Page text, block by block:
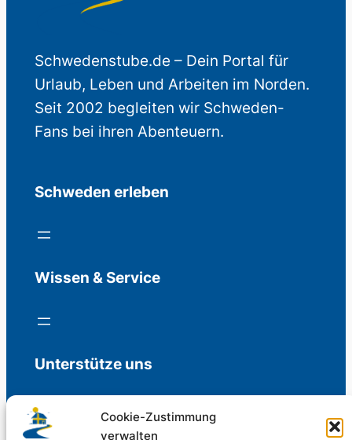
Cookie-Zustimmung
verwalten
Schwedenstube.de – Dein Portal für
Urlaub, Leben und Arbeiten im Norden.
Seit 2002 begleiten wir Schweden-
Fans bei ihren Abenteuern.
Schweden erleben
Wissen & Service
Unterstütze uns